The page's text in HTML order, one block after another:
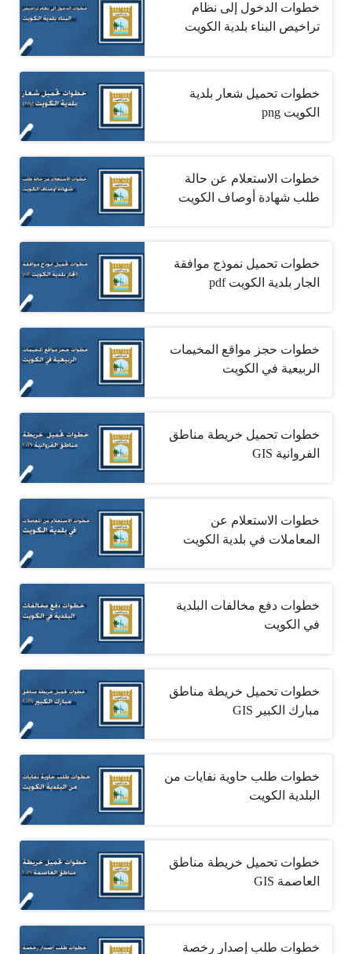
خطوات الدخول إلى نظام
تراخيص البناء بلدية الكويت
خطوات تحميل شعار بلدية
الكويت png
خطوات الاستعلام عن حالة
طلب شهادة أوصاف الكويت
خطوات تحميل نموذج موافقة
الجار بلدية الكويت pdf
خطوات حجز مواقع المخيمات
الربيعية في الكويت
خطوات تحميل خريطة مناطق
الفروانية GIS
خطوات الاستعلام عن
المعاملات في بلدية الكويت
خطوات دفع مخالفات البلدية
في الكويت
خطوات تحميل خريطة مناطق
مبارك الكبير GIS
خطوات طلب حاوية نفايات من
البلدية الكويت
خطوات تحميل خريطة مناطق
العاصمة GIS
خطوات طلب إصدار رخصة